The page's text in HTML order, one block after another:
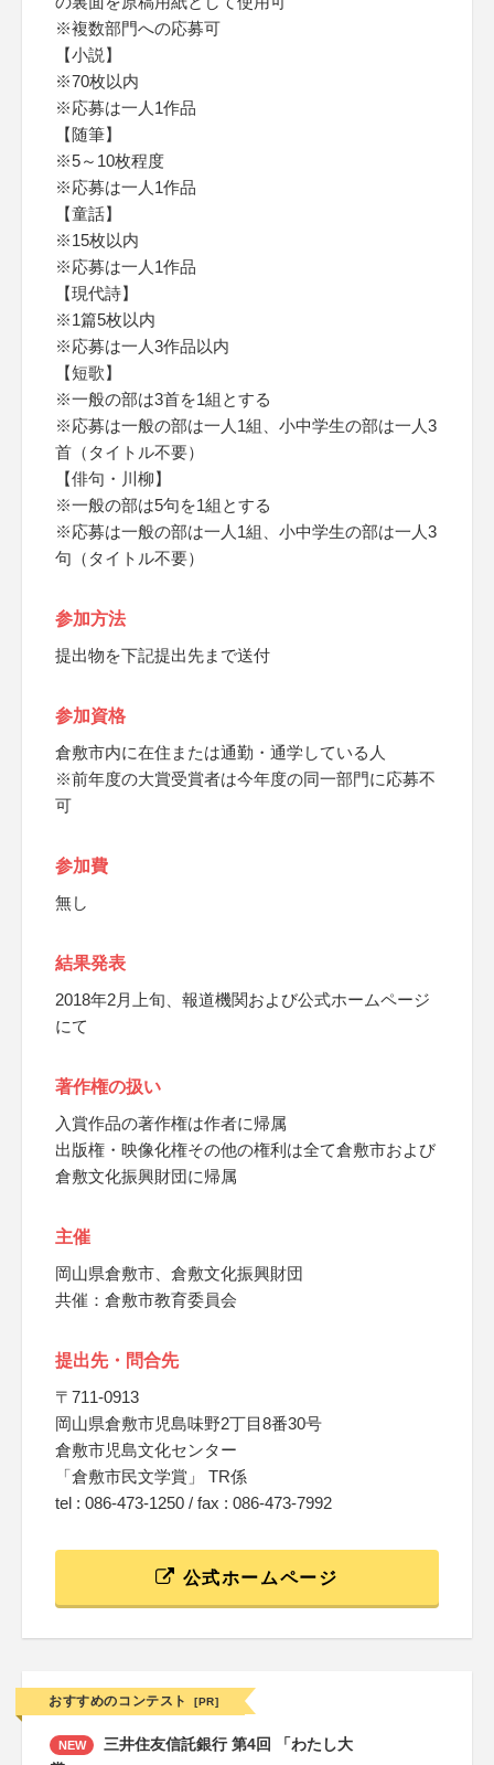
※複数部門への応募可
【小説】
※70枚以内
※応募は一人1作品
【随筆】
※5～10枚程度
※応募は一人1作品
【童話】
※15枚以内
※応募は一人1作品
【現代詩】
※1篇5枚以内
※応募は一人3作品以内
【短歌】
※一般の部は3首を1組とする
※応募は一般の部は一人1組、小中学生の部は一人3
首（タイトル不要）
【俳句・川柳】
※一般の部は5句を1組とする
※応募は一般の部は一人1組、小中学生の部は一人3
句（タイトル不要）
参加方法
提出物を下記提出先まで送付
参加資格
倉敷市内に在住または通勤・通学している人
※前年度の大賞受賞者は今年度の同一部門に応募不
可
参加費
無し
結果発表
2018年2月上旬、報道機関および公式ホームページ
にて
著作権の扱い
入賞作品の著作権は作者に帰属
出版権・映像化権その他の権利は全て倉敷市および
倉敷文化振興財団に帰属
主催
岡山県倉敷市、倉敷文化振興財団
共催：倉敷市教育委員会
提出先・問合先
〒711-0913
岡山県倉敷市児島味野2丁目8番30号
倉敷市児島文化センター
「倉敷市民文学賞」 TR係
tel : 086-473-1250 / fax : 086-473-7992
公式ホームページ
おすすめのコンテスト [PR]
NEW
三井住友信託銀行 第4回 「わたし大